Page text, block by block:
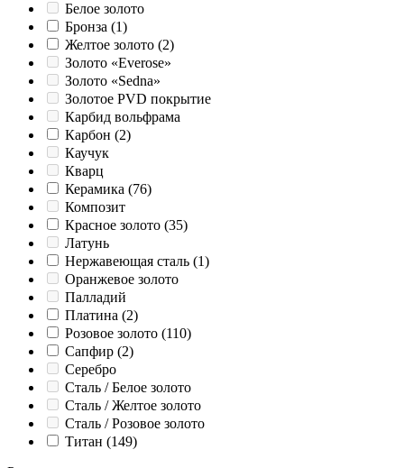
Белое золото
Бронза (1)
Желтое золото (2)
Золото «Everose»
Золото «Sedna»
Золотое PVD покрытие
Карбид вольфрама
Карбон (2)
Каучук
Кварц
Керамика (76)
Композит
Красное золото (35)
Латунь
Нержавеющая сталь (1)
Оранжевое золото
Палладий
Платина (2)
Розовое золото (110)
Сапфир (2)
Серебро
Сталь / Белое золото
Сталь / Желтое золото
Сталь / Розовое золото
Титан (149)